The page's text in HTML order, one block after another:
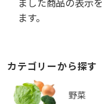
ました商品の表示
ます。
カテゴリーから探す